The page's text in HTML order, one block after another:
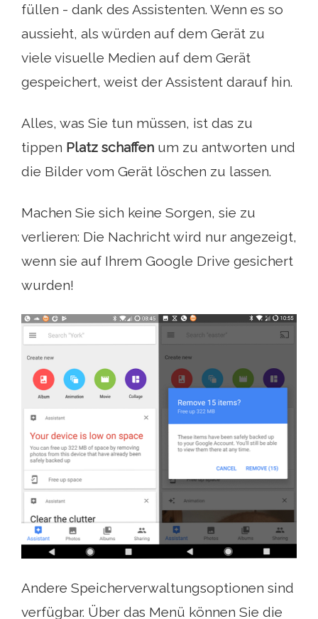
füllen - dank des Assistenten. Wenn es so
aussieht, als würden auf dem Gerät zu
viele visuelle Medien auf dem Gerät
gespeichert, weist der Assistent darauf hin.
Alles, was Sie tun müssen, ist das zu
tippen Platz schaffen um zu antworten und
die Bilder vom Gerät löschen zu lassen.
Machen Sie sich keine Sorgen, sie zu
verlieren: Die Nachricht wird nur angezeigt,
wenn sie auf Ihrem Google Drive gesichert
wurden!
Andere Speicherverwaltungsoptionen sind
verfügbar. Über das Menü können Sie die